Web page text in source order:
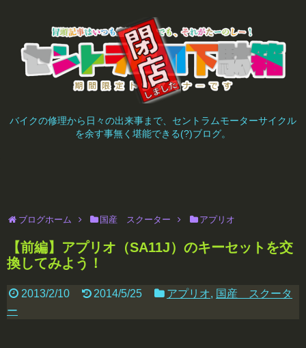
バイクの修理から日々の出来事まで、セントラムモーターサイクル
を余す事無く堪能できる(?)ブログ。
ブログホーム 国産 スクーター アプリオ
【前編】アプリオ（SA11J）のキーセットを交
換してみよう！
2013/2/10 2014/5/25 アプリオ, 国産 スクータ
ー